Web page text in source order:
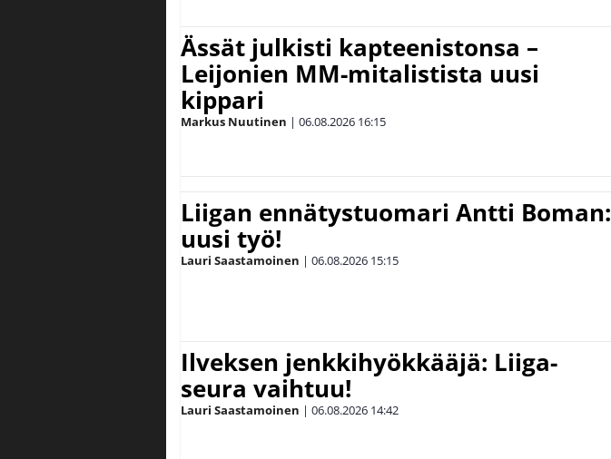
Ässät julkisti kapteenistonsa –
Leijonien MM-mitalistista uusi
kippari
Markus Nuutinen | 06.08.2026 16:15
Liigan ennätystuomari Antti Boman:
uusi työ!
Lauri Saastamoinen | 06.08.2026 15:15
Ilveksen jenkkihyökkääjä: Liiga-
seura vaihtuu!
Lauri Saastamoinen | 06.08.2026 14:42